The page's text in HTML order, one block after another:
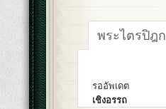
พระไตรปิฎก
รออัพเดต
เชิงอรรถ